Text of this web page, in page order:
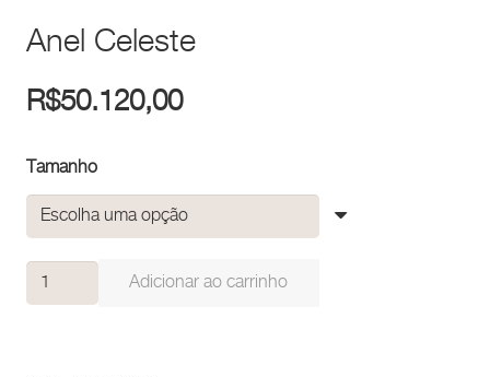
Anel Celeste
R$50.120,00
Tamanho
Anel
Celeste
Adicionar ao carrinho